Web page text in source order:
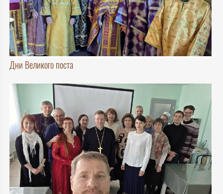
Дни Великого поста